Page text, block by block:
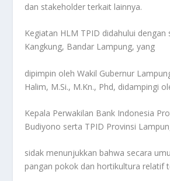
dan stakeholder terkait lainnya.
Kegiatan HLM TPID didahului dengan
Kangkung, Bandar Lampung, yang
dipimpin oleh Wakil Gubernur
Halim, M.Si., M.Kn., Phd, didampingi
Kepala Perwakilan Bank Indonesia
Budiyono serta TPID Provinsi
sidak menunjukkan bahwa secara
pangan pokok dan hortikultura relatif